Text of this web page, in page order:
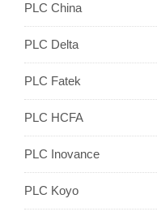
PLC China
PLC Delta
PLC Fatek
PLC HCFA
PLC Inovance
PLC Koyo